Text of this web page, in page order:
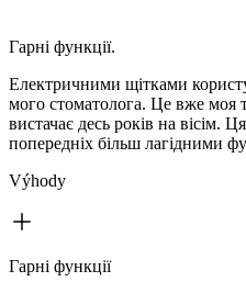
Гарні функції.
Електричними щітками
мого стоматолога. Це вже моя
вистачає десь років на вісім.
попередніх більш лагідними
Výhody
Гарні функції